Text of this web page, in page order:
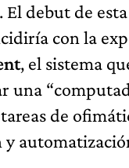
El debut de
con la
, el sistema
una
de
y